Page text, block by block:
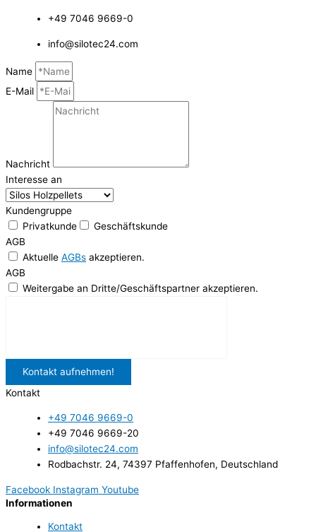
+49 7046 9669-0
info@silotec24.com
Name
E-Mail
Nachricht
Interesse an
Kundengruppe
Privatkunde
Geschäftskunde
AGB
Aktuelle AGBs akzeptieren.
AGB
Weitergabe an Dritte/Geschäftspartner akzeptieren.
Kontakt aufnehmen!
Kontakt
+49 7046 9669-0
+49 7046 9669-20
info@silotec24.com
Rodbachstr. 24, 74397 Pfaffenhofen, Deutschland
Facebook Instagram Youtube
Informationen
Kontakt